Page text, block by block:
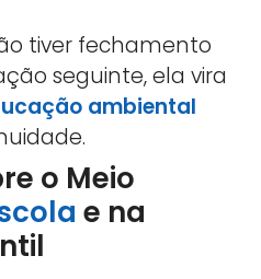
tiver fechamento
seguinte, ela vira
ambiental
o Meio
e na